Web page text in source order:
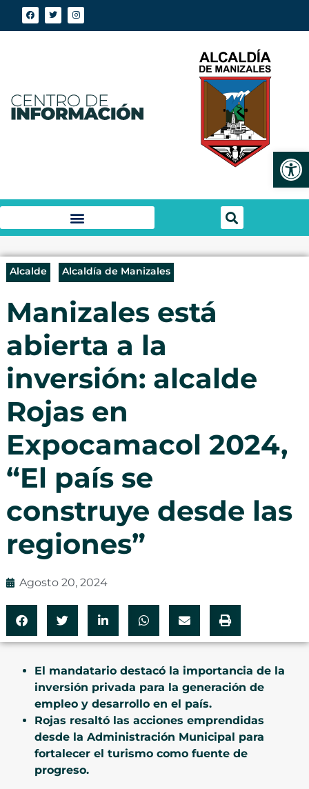
Alcalde Alcaldía de Manizales
Manizales está
abierta a la
inversión: alcalde
Rojas en
Expocamacol 2024,
“El país se
construye desde las
regiones”
Agosto 20, 2024
El mandatario destacó la importancia de la
inversión privada para la generación de
empleo y desarrollo en el país.
Rojas resaltó las acciones emprendidas
desde la Administración Municipal para
fortalecer el turismo como fuente de
progreso.